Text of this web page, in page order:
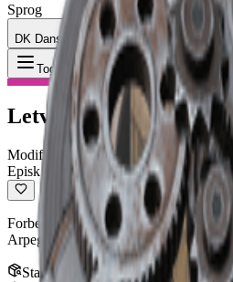
Sprog
DK Dansk
Toggle Menu Genstand
Letvægtskolbe
Modifikation
Episk
Forbedrer ADS- og
Arpeggio, Kettle, Ferro, Renegade,
Stak: